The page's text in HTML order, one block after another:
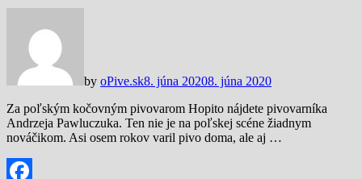
by oPive.sk8. júna 20208. júna 2020
Za poľským kočovným pivovarom Hopito nájdete pivovarníka
Andrzeja Pawluczuka. Ten nie je na poľskej scéne žiadnym
nováčikom. Asi osem rokov varil pivo doma, ale aj …